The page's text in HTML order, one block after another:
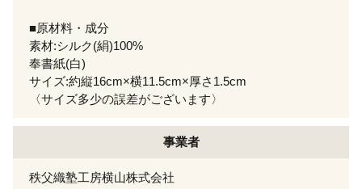
■原材料・成分
素材:シルク(絹)100%
奉書紙(白)
サイズ:約縦16cm×横11.5cm×厚さ1.5cm
〈サイズ多少の誤差がございます〉
事業者
秩父織塾工房横山株式会社